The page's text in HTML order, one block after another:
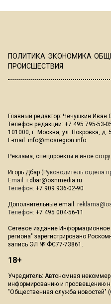
ПОЛИТИКА ЭКОНОМИКА
ПРОИСШЕСТВИЯ
Главный редактор: Чечушкин Иван
Телефон редакции: +7 495 795-53-
101000, г. Москва, ул. Покровка, д. 5
E-mail: info@mosregion.info
Реклама, спецпроекты и иное
Игорь Дбар (Руководитель отдела
Email: i.dbar@osnmedia.ru
Телефон: +7 909 936-02-90
Дополнительные email:
Телефон: +7 495 004-56-11
Сетевое издание Информационное
региона" зарегистрировано
запись ЭЛ № ФС77-73861.
18+
Учредитель: Автономная
информированию и просвещению
"Общественная служба новостей"